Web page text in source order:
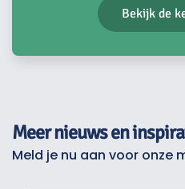
Bekijk de
Meer nieuws en
Meld je nu aan voor onze